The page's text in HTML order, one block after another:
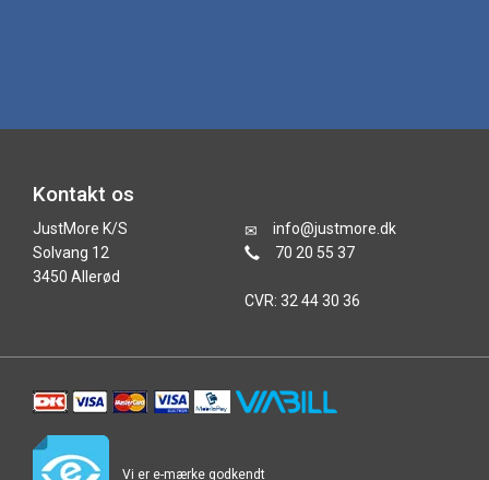
Kontakt os
JustMore K/S
Solvang 12
3450 Allerød
info@justmore.dk
70 20 55 37
CVR: 32 44 30 36
Vi er e-mærke godkendt